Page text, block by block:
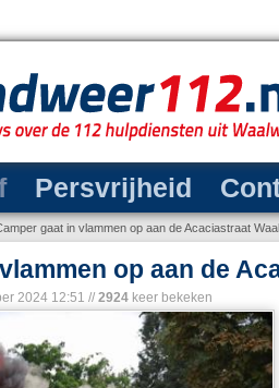
Persvrijheid
gaat in vlammen op aan de Acaciastraat
op aan de
2024 12:51 // 2924 keer bekeken